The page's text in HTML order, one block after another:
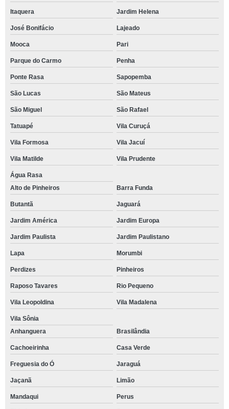
Itaquera Jardim Helena
José Bonifácio Lajeado
Mooca Pari
Parque do Carmo Penha
Ponte Rasa Sapopemba
São Lucas São Mateus
São Miguel São Rafael
Tatuapé Vila Curuçá
Vila Formosa Vila Jacuí
Vila Matilde Vila Prudente
Água Rasa
Alto de Pinheiros
Barra Funda
Butantã Jaguará
Jardim América Jardim Europa
Jardim Paulista Jardim Paulistano
Lapa Morumbi
Perdizes Pinheiros
Raposo Tavares Rio Pequeno
Vila Leopoldina Vila Madalena
Vila Sônia
Anhanguera
Brasilândia
Cachoeirinha Casa Verde
Freguesia do Ó Jaraguá
Jaçanã Limão
Mandaqui Perus